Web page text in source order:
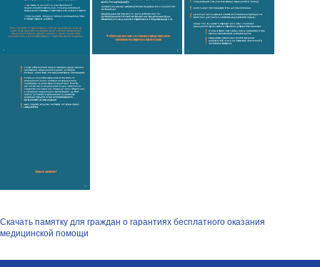
Скачать памятку для граждан о гарантиях бесплатного оказания
медицинской помощи